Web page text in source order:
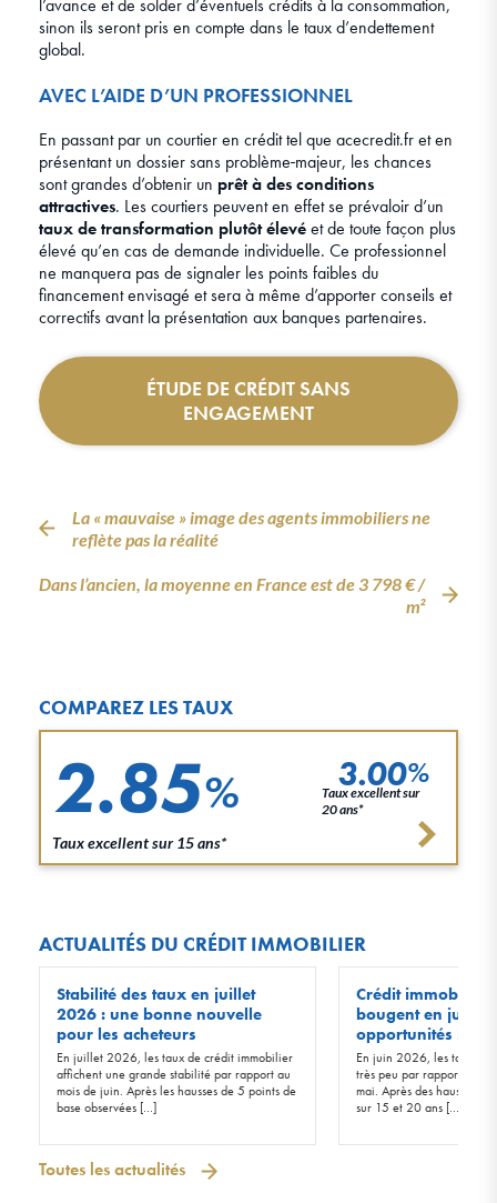
l’avance et de solder d’éventuels crédits à la consommation,
sinon ils seront pris en compte dans le taux d’endettement
global.
AVEC L’AIDE D’UN PROFESSIONNEL
En passant par un courtier en crédit tel que acecredit.fr et en
présentant un dossier sans problème majeur, les chances
sont grandes d’obtenir un prêt à des conditions
attractives. Les courtiers peuvent en effet se prévaloir d’un
taux de transformation plutôt élevéet de toute façon plus
élevé qu’en cas de demande individuelle. Ce professionnel
ne manquera pas de signaler les points faibles du
financement envisagé et sera à même d’apporter conseils et
correctifs avant la présentation aux banques partenaires.
ÉTUDE DE CRÉDIT SANS
ENGAGEMENT
La « mauvaise » image des agents immobiliers ne
reflète pas la réalité
Dans l’ancien, la moyenne en France est de 3 798 € /
m²
COMPAREZ LES TAUX
2.85%
Taux excellent sur 15 ans*
3.00%
Taux excellent sur
20 ans*
ACTUALITÉS DU CRÉDIT IMMOBILIER
Stabilité des taux en juillet
2026 : une bonne nouvelle
pour les acheteurs
En juillet 2026, les taux de crédit immobilier
affichent une grande stabilité par rapport au
mois de juin. Après les hausses de 5 points de
base observées […]
Crédit immobilier
bougent en juin
opportunités !
En juin 2026, les taux
très peu par rapport à
mai. Après des hausses
sur 15 et 20 ans […]
Toutes les actualités